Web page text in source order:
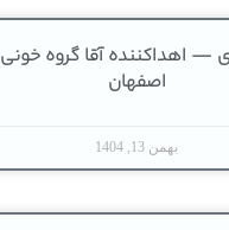
اصفهان
بهمن 13, 1404